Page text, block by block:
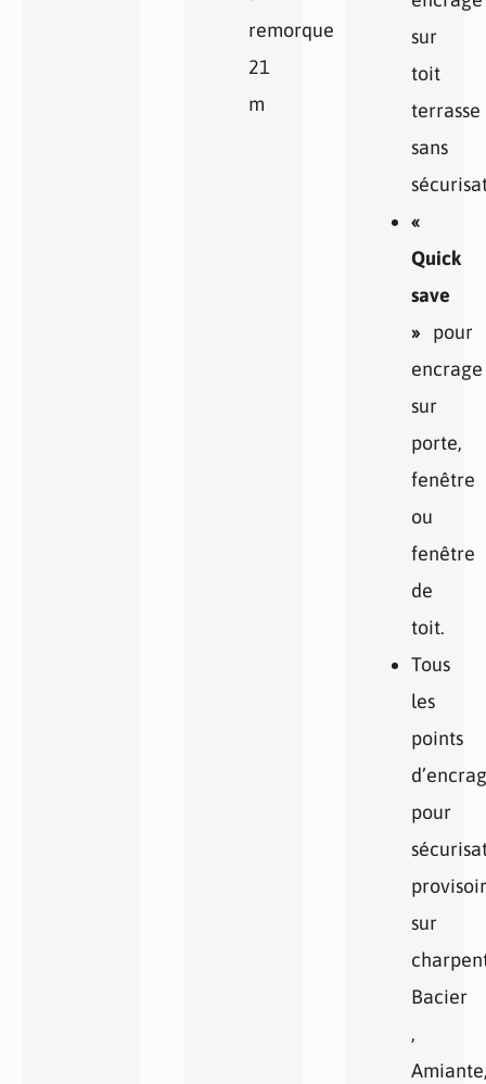
remorque
21
m
sur
toit
terrasse
sans
«
Quick
save
»
pour
encrage
sur
porte,
fenêtre
ou
fenêtre
de
toit.
Tous
les
points
pour
sur
Bacier
,